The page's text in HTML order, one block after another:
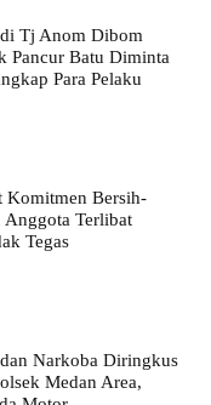
Tj Anom Dibom
Pancur Batu Diminta
Para Pelaku
Komitmen Bersih-
Terlibat
Tegas
Narkoba Diringkus
Medan Area,